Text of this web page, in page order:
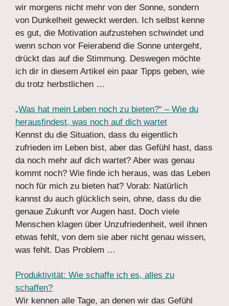
wir morgens nicht mehr von der Sonne, sondern
von Dunkelheit geweckt werden. Ich selbst kenne
es gut, die Motivation aufzustehen schwindet und
wenn schon vor Feierabend die Sonne untergeht,
drückt das auf die Stimmung. Deswegen möchte
ich dir in diesem Artikel ein paar Tipps geben, wie
du trotz herbstlichen …
„Was hat mein Leben noch zu bieten?“ – Wie du
herausfindest, was noch auf dich wartet
Kennst du die Situation, dass du eigentlich
zufrieden im Leben bist, aber das Gefühl hast, dass
da noch mehr auf dich wartet? Aber was genau
kommt noch? Wie finde ich heraus, was das Leben
noch für mich zu bieten hat? Vorab: Natürlich
kannst du auch glücklich sein, ohne, dass du die
genaue Zukunft vor Augen hast. Doch viele
Menschen klagen über Unzufriedenheit, weil ihnen
etwas fehlt, von dem sie aber nicht genau wissen,
was fehlt. Das Problem …
Produktivität: Wie schaffe ich es, alles zu
schaffen?
Wir kennen alle Tage, an denen wir das Gefühl